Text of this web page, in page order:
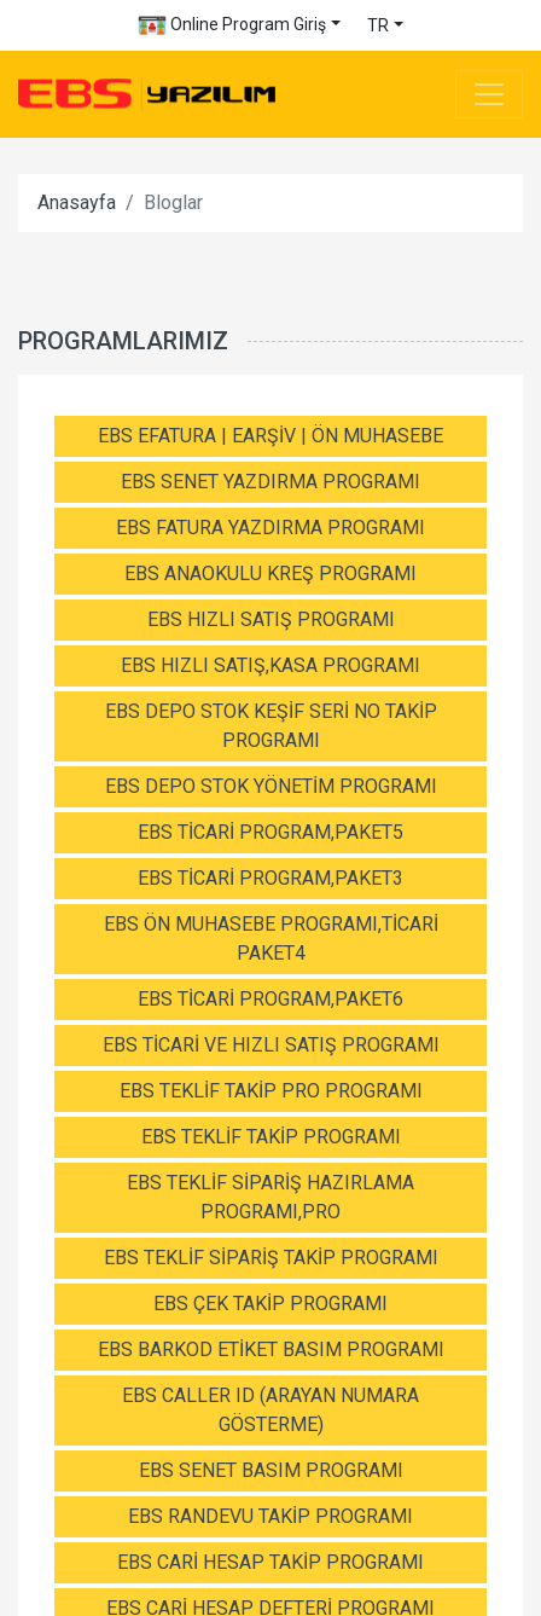
Online Program Giriş TR
Anasayfa Bloglar
PROGRAMLARIMIZ
EBS EFATURA | EARŞİV | ÖN MUHASEBE
EBS SENET YAZDIRMA PROGRAMI
EBS FATURA YAZDIRMA PROGRAMI
EBS ANAOKULU KREŞ PROGRAMI
EBS HIZLI SATIŞ PROGRAMI
EBS HIZLI SATIŞ,KASA PROGRAMI
EBS DEPO STOK KEŞİF SERİ NO TAKİP
PROGRAMI
EBS DEPO STOK YÖNETİM PROGRAMI
EBS TİCARİ PROGRAM,PAKET5
EBS TİCARİ PROGRAM,PAKET3
EBS ÖN MUHASEBE PROGRAMI,TİCARİ
PAKET4
EBS TİCARİ PROGRAM,PAKET6
EBS TİCARİ VE HIZLI SATIŞ PROGRAMI
EBS TEKLİF TAKİP PRO PROGRAMI
EBS TEKLİF TAKİP PROGRAMI
EBS TEKLİF SİPARİŞ HAZIRLAMA
PROGRAMI,PRO
EBS TEKLİF SİPARİŞ TAKİP PROGRAMI
EBS ÇEK TAKİP PROGRAMI
EBS BARKOD ETİKET BASIM PROGRAMI
EBS CALLER ID (ARAYAN NUMARA
GÖSTERME)
EBS SENET BASIM PROGRAMI
EBS RANDEVU TAKİP PROGRAMI
EBS CARİ HESAP TAKİP PROGRAMI
EBS CARİ HESAP DEFTERİ PROGRAMI